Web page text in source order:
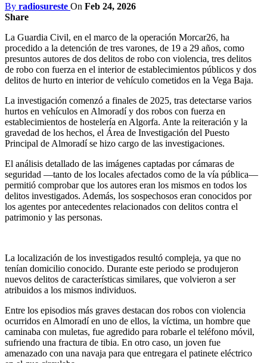
By radiosureste On Feb 24, 2026
Share
La Guardia Civil, en el marco de la operación Morcar26, ha
procedido a la detención de tres varones, de 19 a 29 años, como
presuntos autores de dos delitos de robo con violencia, tres delitos
de robo con fuerza en el interior de establecimientos públicos y dos
delitos de hurto en interior de vehículo cometidos en la Vega Baja.
La investigación comenzó a finales de 2025, tras detectarse varios
hurtos en vehículos en Almoradí y dos robos con fuerza en
establecimientos de hostelería en Algorfa. Ante la reiteración y la
gravedad de los hechos, el Área de Investigación del Puesto
Principal de Almoradí se hizo cargo de las investigaciones.
El análisis detallado de las imágenes captadas por cámaras de
seguridad —tanto de los locales afectados como de la vía pública—
permitió comprobar que los autores eran los mismos en todos los
delitos investigados. Además, los sospechosos eran conocidos por
los agentes por antecedentes relacionados con delitos contra el
patrimonio y las personas.
La localización de los investigados resultó compleja, ya que no
tenían domicilio conocido. Durante este periodo se produjeron
nuevos delitos de características similares, que volvieron a ser
atribuidos a los mismos individuos.
Entre los episodios más graves destacan dos robos con violencia
ocurridos en Almoradí en uno de ellos, la víctima, un hombre que
caminaba con muletas, fue agredido para robarle el teléfono móvil,
sufriendo una fractura de tibia. En otro caso, un joven fue
amenazado con una navaja para que entregara el patinete eléctrico